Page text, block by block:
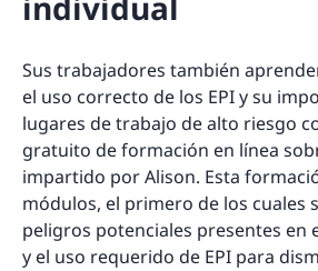
Sus trabajadores también
el uso correcto de los EPI y su
lugares de trabajo de alto riesgo
gratuito de formación en línea
impartido por Alison. Esta
módulos, el primero de los cuales
peligros potenciales presentes en
y el uso requerido de EPI para